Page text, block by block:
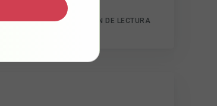
16 MIN DE LECTURA